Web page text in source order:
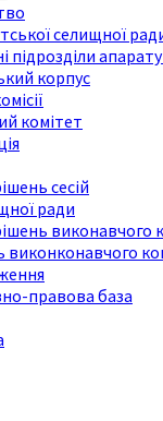
селищної
підрозділи
корпус
комітет
сесій
ради
виконавчого
виконконавчого
правова база